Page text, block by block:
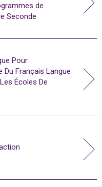
de
Seconde
Pour
Du Français Langue
Écoles De